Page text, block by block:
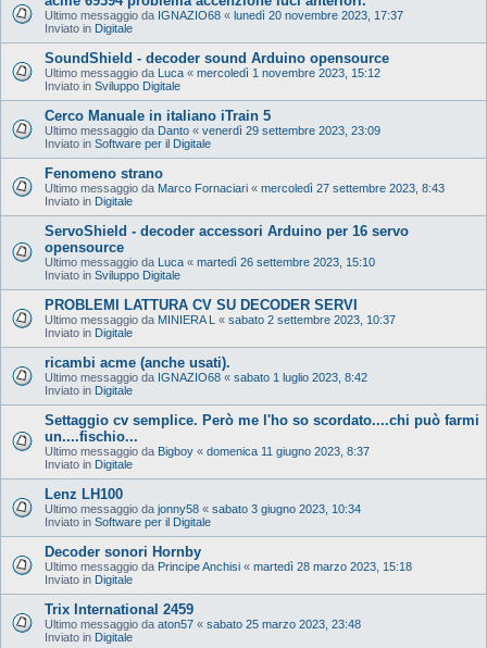
Ultimo messaggio da IGNAZIO68 « lunedì 20 novembre 2023, 17:37
Inviato in Digitale
SoundShield - decoder sound Arduino opensource
Ultimo messaggio da Luca « mercoledì 1 novembre 2023, 15:12
Inviato in Sviluppo Digitale
Cerco Manuale in italiano iTrain 5
Ultimo messaggio da Danto « venerdì 29 settembre 2023, 23:09
Inviato in Software per il Digitale
Fenomeno strano
Ultimo messaggio da Marco Fornaciari « mercoledì 27 settembre 2023, 8:43
Inviato in Digitale
ServoShield - decoder accessori Arduino per 16 servo
opensource
Ultimo messaggio da Luca « martedì 26 settembre 2023, 15:10
Inviato in Sviluppo Digitale
PROBLEMI LATTURA CV SU DECODER SERVI
Ultimo messaggio da MINIERA L « sabato 2 settembre 2023, 10:37
Inviato in Digitale
ricambi acme (anche usati).
Ultimo messaggio da IGNAZIO68 « sabato 1 luglio 2023, 8:42
Inviato in Digitale
Settaggio cv semplice. Però me l'ho so scordato....chi può farmi
un....fischio...
Ultimo messaggio da Bigboy « domenica 11 giugno 2023, 8:37
Inviato in Digitale
Lenz LH100
Ultimo messaggio da jonny58 « sabato 3 giugno 2023, 10:34
Inviato in Software per il Digitale
Decoder sonori Hornby
Ultimo messaggio da Principe Anchisi « martedì 28 marzo 2023, 15:18
Inviato in Digitale
Trix International 2459
Ultimo messaggio da aton57 « sabato 25 marzo 2023, 23:48
Inviato in Digitale